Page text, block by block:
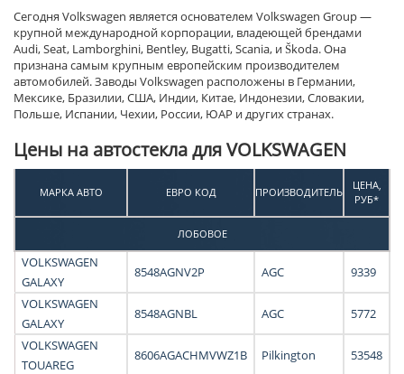
Сегодня Volkswagen является основателем Volkswagen Group —
крупной международной корпорации, владеющей брендами
Audi, Seat, Lamborghini, Bentley, Bugatti, Scania, и Škoda. Она
признана самым крупным европейским производителем
автомобилей. Заводы Volkswagen расположены в Германии,
Мексике, Бразилии, США, Индии, Китае, Индонезии, Словакии,
Польше, Испании, Чехии, России, ЮАР и других странах.
Цены на автостекла для VOLKSWAGEN
МАРКА АВТО ЕВРО КОД ПРОИЗВОДИТЕЛЬ
ЦЕНА,
РУБ*
ЛОБОВОЕ
VOLKSWAGEN
GALAXY
8548AGNV2P AGC
9339
VOLKSWAGEN
GALAXY
8548AGNBL AGC
5772
VOLKSWAGEN
TOUAREG
8606AGACHMVWZ1B Pilkington
53548